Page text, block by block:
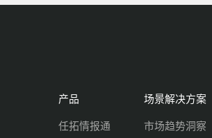
产品
任拓情报通
场景解决方案
市场趋势洞察